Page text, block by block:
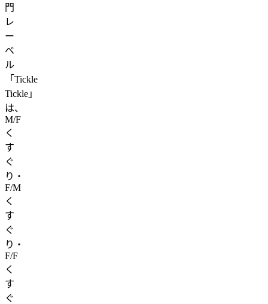
門
レ
ー
ベ
ル
「Tickle
Tickle」
は、
M/F
く
す
ぐ
り・
F/M
く
す
ぐ
り・
F/F
く
す
ぐ